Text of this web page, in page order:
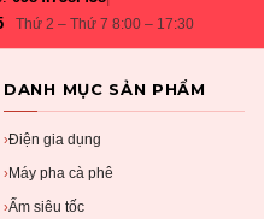
Thứ 2 – Thứ 7 8:00 – 17:30
DANH MỤC SẢN PHẨM
›Điện gia dụng
› Máy pha cà phê
›Ấm siêu tốc